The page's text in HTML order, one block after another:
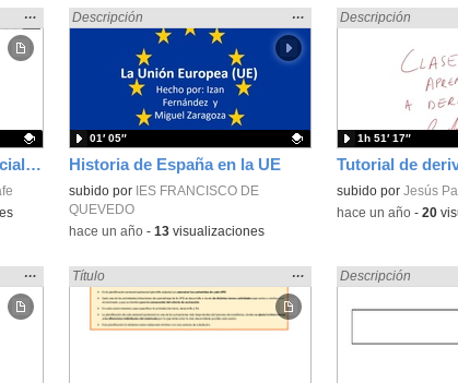
Programación ciencias sociales primer ciclo
Mostrar
la
ubicación
…
Historia de España en la UE
Encontrado «Ciencias Sociales» en:
Descripción
Mostrar
la
ubicación
…
Contenido educativo.
subido por
IES FRANCISCO DE
QUEVEDO
01′ 05″
-hace un año- 13visualizaciones
Encontrado
Descripción
Contenido
subido por Jesús
1h 51′ 17″
-hace un año- 20
Mostrar
la
ubicación
… Encontrado «Ciencias Sociales» en:
Título
Mostrar
la
ubicación
búsqueda
… Encontrado
Descripción